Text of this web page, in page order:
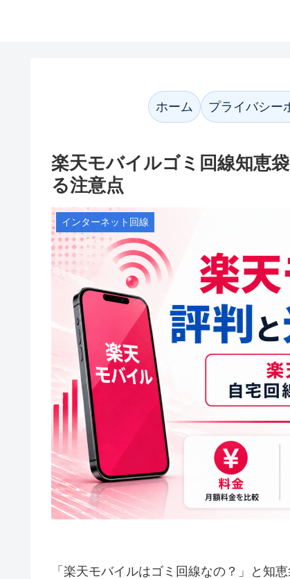
ホーム プライバシー
楽天モバイルゴミ回線知恵
る注意点
インターネット回線
「楽天モバイルはゴミ回線なの？」と知